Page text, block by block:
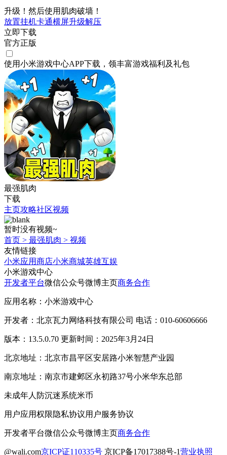
升级！然后使用肌肉破墙！
放置挂机卡通横屏升级解压
立即下载
官方正版
使用小米游戏中心APP下载 ，领丰富游戏福利 及礼包
最强肌肉
下载
主页攻略社区视频
暂时没有视频~
首页 > 最强肌肉 > 视频
友情链接
小米应用商店小米商城英雄互娱
小米游戏中心
开发者平台微信公众号微博主页商务合作
应用名称：小米游戏中心
开发者：北京瓦力网络科技有限公司 电话：010-60606666
版本：13.5.0.70 更新时间：2025年3月24日
北京地址：北京市昌平区安居路小米智慧产业园
南京地址：南京市建邺区永初路37号小米华东总部
未成年人防沉迷系统米币
用户应用权限隐私协议用户服务协议
开发者平台微信公众号微博主页商务合作
@wali.com京ICP证110335号 京ICP备17017388号-1营业执照